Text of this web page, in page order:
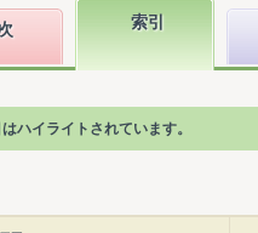
索引
ハイライトされています。